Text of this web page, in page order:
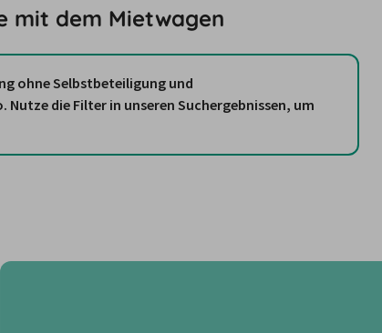
mit dem Mietwagen
ohne Selbstbeteiligung und
die Filter in unseren Suchergebnissen, um